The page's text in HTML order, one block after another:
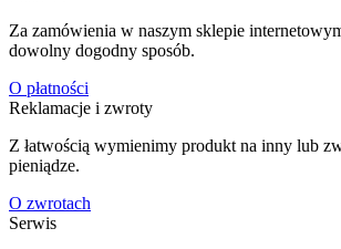
Za zamówienia w naszym sklepie
dowolny dogodny sposób.
O płatności
Reklamacje i zwroty
Z łatwością wymienimy produkt na inny lub
pieniądze.
O zwrotach
Serwis